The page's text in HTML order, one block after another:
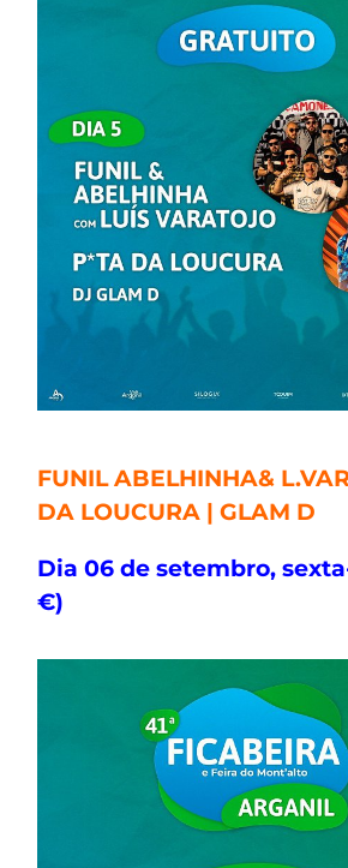
FUNIL ABELHINHA&
DA LOUCURA | GLAM D
Dia 06 de setembro,
€)